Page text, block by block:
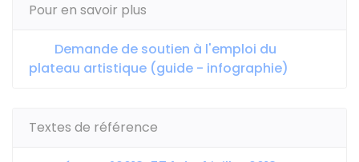
Pour en savoir plus
Demande de soutien à l'emploi du
plateau artistique (guide - infographie)
Textes de référence